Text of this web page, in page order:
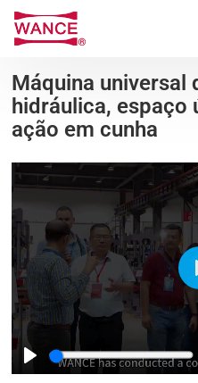
Máquina universal
hidráulica, espaço
ação em cunha
Play